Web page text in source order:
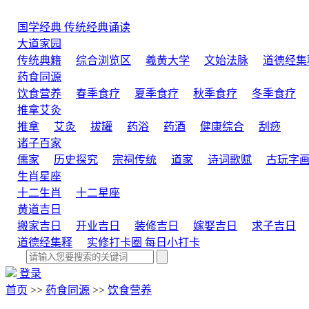
国学经典 传统经典诵读
大道家园
传统典籍
综合浏览区 羲黄大学 文始法脉
道德经集
药食同源
饮食营养
春季食疗 夏季食疗 秋季食疗 冬季食疗
推拿艾灸
推拿
艾灸 拔罐 药浴 药酒 健康综合
刮痧
诸子百家
儒家
历史探究 宗祠传统 道家 诗词歌赋 古玩字画
生肖星座
十二生肖
十二星座
黄道吉日
搬家吉日
开业吉日 装修吉日 嫁娶吉日
求子吉日
道德经集释
实修打卡圈 每日小打卡
登录
首页 >> 药食同源 >> 饮食营养